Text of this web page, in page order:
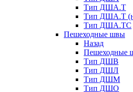
Тип ДША.Т
Тип ДША.Т
Тип ДША.ТС
Пешеходные швы
Назад
Пешеходные
Тип ДШВ
Тип ДШЛ
Тип ДШМ
Тип ДШО